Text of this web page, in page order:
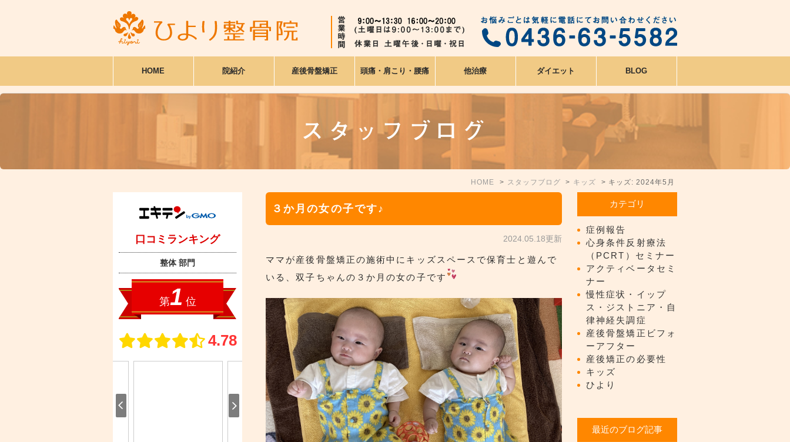
HOME 院紹介 産後骨盤矯正 頭痛・肩こり・腰痛 他治療 ダイエット BLOG
スタッフブログ
HOME スタッフブログ キッズ キッズ: 2024年5月
３か月の女の子です♪
2024.05.18更新
ママが産後骨盤矯正の施術中にキッズスペースで保育士と遊んで
いる、双子ちゃんの３か月の女の子です
カテゴリ
症例報告
心身条件反射療法
（PCRT）セミナー
アクティベータセミ
ナー
慢性症状・イップ
ス・ジストニア・自
律神経失調症
産後骨盤矯正ビフォ
ーアフター
産後矯正の必要性
キッズ
ひより
最近のブログ記事